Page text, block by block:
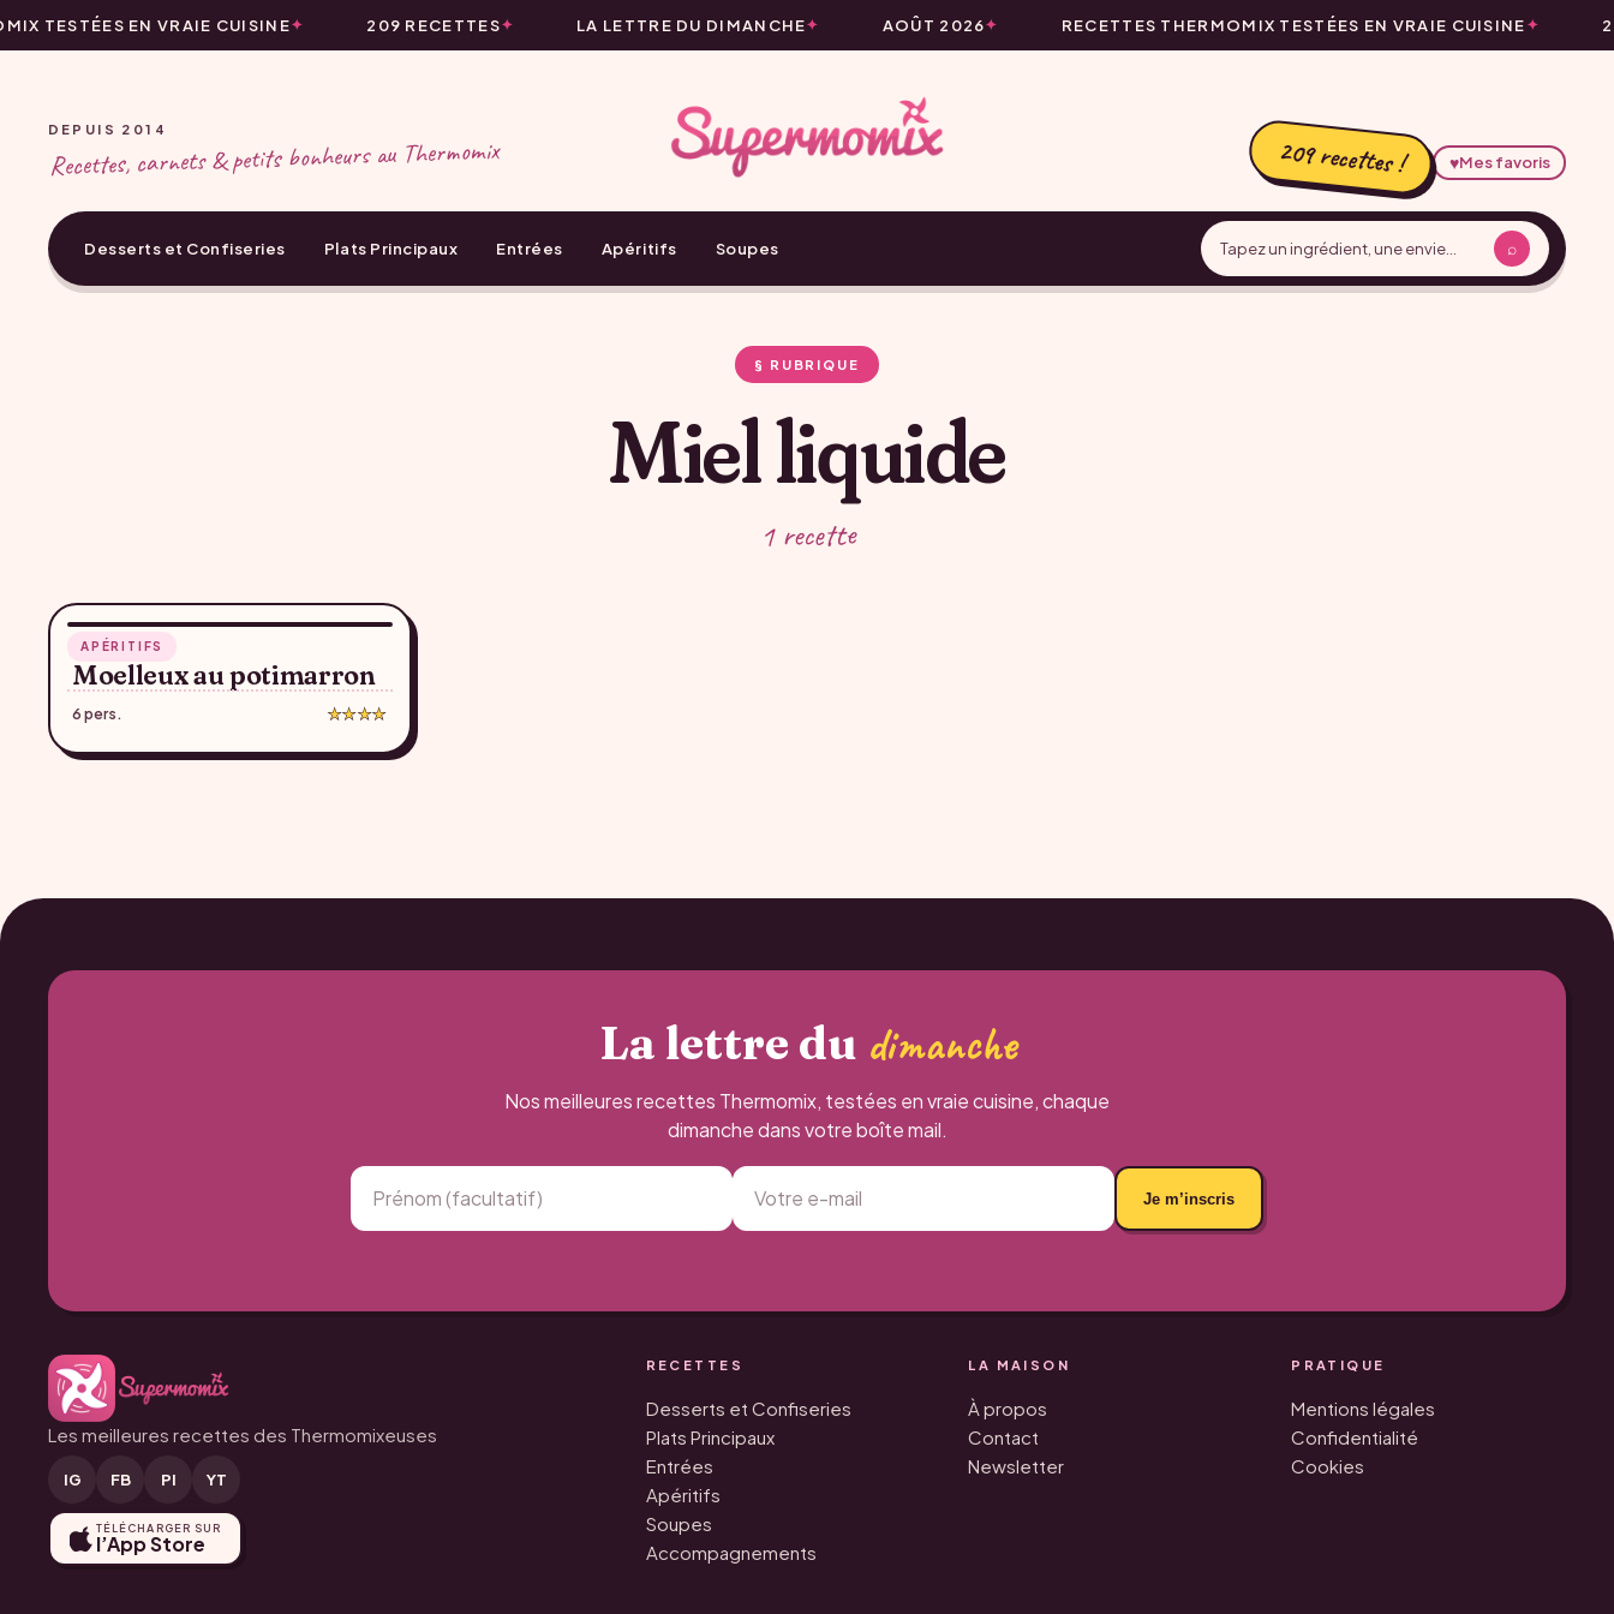
TESTÉES EN VRAIE CUISINE 209 RECETTES LA LETTRE DU DIMANCHE AOÛT 2026 RECETTES THERMOMIX TESTÉES EN VRAIE CUISINE
DEPUIS 2014
Recettes, carnets & petits bonheurs au Thermomix 209 recettes ! ♥Mes favoris
Desserts et Confiseries Plats Principaux Entrées Apéritifs Soupes ⌕
§ RUBRIQUE
Miel liquide
1 recette
APÉRITIFS
Moelleux au potimarron
6 pers. ★★★★
La lettre du dimanche
Nos meilleures recettes Thermomix, testées en vraie cuisine, chaque
dimanche dans votre boîte mail.
Je m’inscris
Les meilleures recettes des Thermomixeuses
IG FB PI YT
TÉLÉCHARGER SUR
l’App Store
RECETTES
Desserts et Confiseries
Plats Principaux
Entrées
Apéritifs
Soupes
Accompagnements
LA MAISON
À propos
Contact
Newsletter
PRATIQUE
Mentions légales
Confidentialité
Cookies